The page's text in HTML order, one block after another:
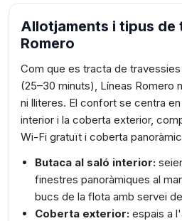
Allotjaments i tipus de
Romero
Com que es tracta de
(25–30 minuts), Líneas Romero
ni lliteres. El confort se centra
interior i la coberta exterior,
Wi-Fi gratuït i coberta
Butaca al saló interior:
finestres panoràmiques al
bucs de la flota amb servei
Coberta exterior: espais a